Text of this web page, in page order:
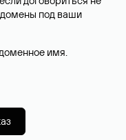
домены под ваши
имя.